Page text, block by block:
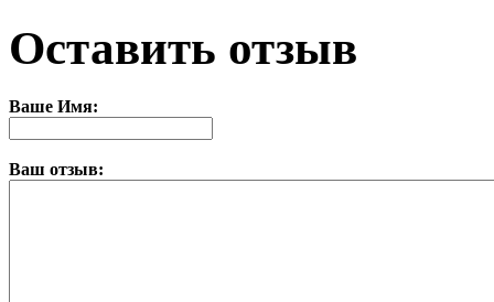
Оставить отзыв
Ваше Имя:
Ваш отзыв: